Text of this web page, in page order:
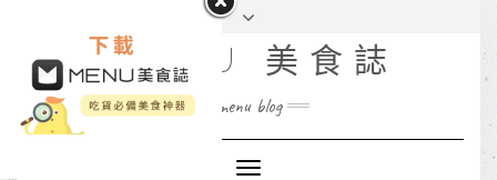
MENU 美食誌
menu blog
Toggle